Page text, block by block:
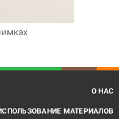
О НАС
МАТЕРИАЛОВ